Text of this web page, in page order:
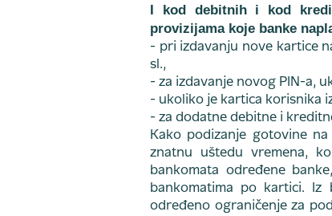
I kod debitnih i kod
provizijama koje banke
- pri izdavanju nove kartice
sl.,
- za izdavanje novog PIN-a,
- ukoliko je kartica korisnika
- za dodatne debitne i
Kako podizanje gotovine
znatnu uštedu vremena,
bankomata određene
bankomatima po kartici. Iz
određeno ograničenje za